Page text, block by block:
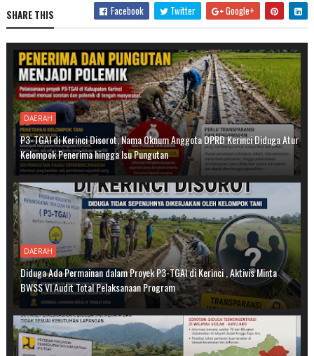
SHARE THIS Facebook Twitter Google+
DAERAH
P3-TGAI di Kerinci Disorot, Nama Oknum Anggota DPRD Kerinci Diduga Atur
Kelompok Penerima hingga Isu Pungutan
DAERAH
Diduga Ada Permainan dalam Proyek P3-TGAI di Kerinci , Aktivis Minta
BWSS VI Audit Total Pelaksanaan Program